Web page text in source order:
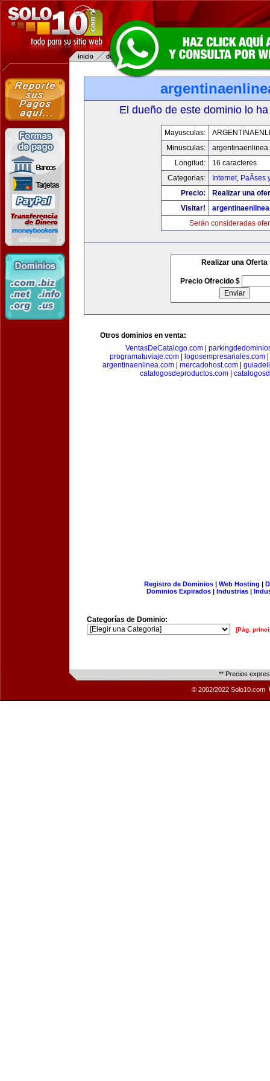
El dueño de este dominio lo
Mayusculas:
Minusculas:
Longitud:
16 caracteres
Categorias:
Internet, PaÃ­ses
Precio:
Realizar una
Visitar!
Serán consideradas
Realizar una Oferta
Precio Ofrecido $
Otros dominios en venta:
VentasDeCatalogo.com|
programatuviaje.com| logosempresariales.com|
argentinaenlinea.com| mercadohost.com|
catalogosdeproductos.com
Registro de Dominios| Web Hosting |
Dominios Expirados | Industrias |
Categorías de Dominio:
[Pág.
** Precios
© 2002/2022 Solo10.com